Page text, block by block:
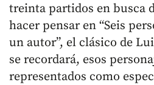
treinta partidos en busca
hacer pensar en “Seis
un autor”, el clásico de
se recordará, esos
representados como